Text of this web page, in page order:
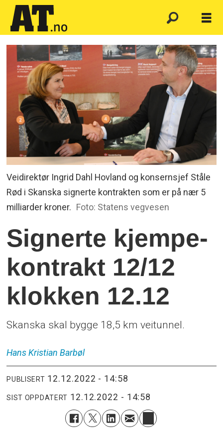
Veidirektør Ingrid Dahl Hovland og konsernsjef Ståle
Rød i Skanska signerte kontrakten som er på nær 5
milliarder kroner. Foto: Statens vegvesen
Signerte kjempe-
kontrakt 12/12
klokken 12.12
Skanska skal bygge 18,5 km veitunnel.
Hans Kristian Barbøl
PUBLISERT 12.12.2022 - 14:58
SIST OPPDATERT 12.12.2022 - 14:58